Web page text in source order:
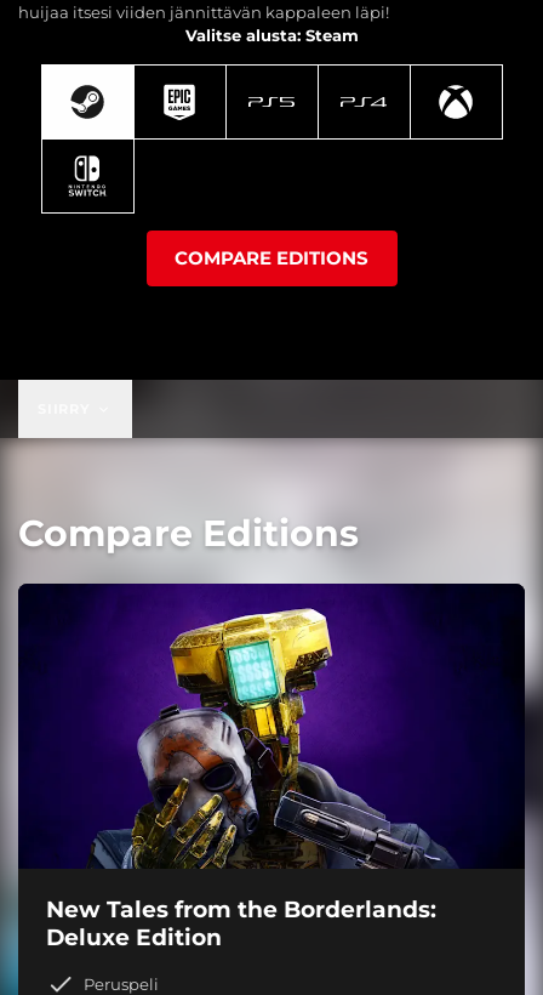
huijaa itsesi viiden jännittävän kappaleen läpi!
Valitse alusta: Steam
COMPARE EDITIONS
Compare Editions
New Tales from the Borderlands:
Deluxe Edition
Peruspeli